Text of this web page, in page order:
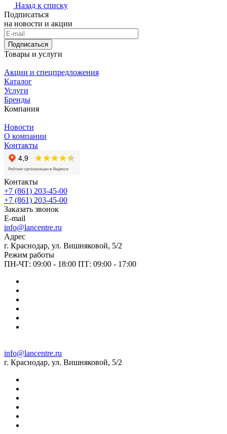
Назад к списку
Подписаться
на новости и акции
Подписаться
Товары и услуги
Акции и спецпредложения
Каталог
Услуги
Бренды
Компания
Новости
О компании
Контакты
Контакты
+7 (861) 203-45-00
+7 (861) 203-45-00
Заказать звонок
E-mail
info@lancentre.ru
Адрес
г. Краснодар, ул. Вишняковой, 5/2
Режим работы
ПН-ЧТ: 09:00 - 18:00 ПТ: 09:00 - 17:00
info@lancentre.ru
г. Краснодар, ул. Вишняковой, 5/2